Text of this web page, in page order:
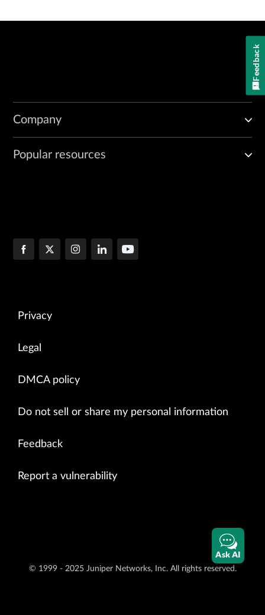
Company
Popular resources
Privacy
Legal
DMCA policy
Do not sell or share my personal information
Feedback
Report a vulnerability
© 1999 - 2025 Juniper Networks, Inc. All rights reserved.
Ask AI
Feedback